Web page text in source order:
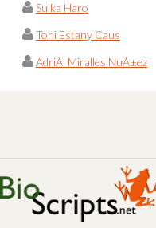
Sulka Haro
Toni Estany Caus
AdriÃ Miralles NuÃ±ez